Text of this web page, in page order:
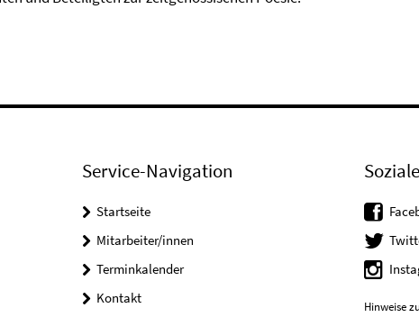
Service-Navigation
Startseite
Mitarbeiter/innen
Terminkalender
Kontakt
Hinweise